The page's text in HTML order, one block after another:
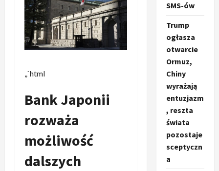
„`html
Bank Japonii
rozważa
możliwość
dalszych
SMS-ów
Trump
ogłasza
otwarcie
Ormuz,
Chiny
wyrażają
entuzjazm
, reszta
świata
pozostaje
sceptyczn
a